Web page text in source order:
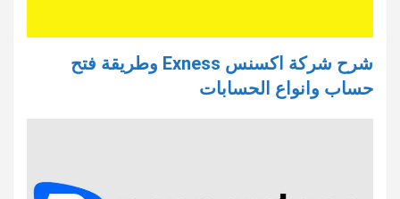
شرح شركة اكسنس Exness وطريقة فتح
حساب وانواع الحسابات